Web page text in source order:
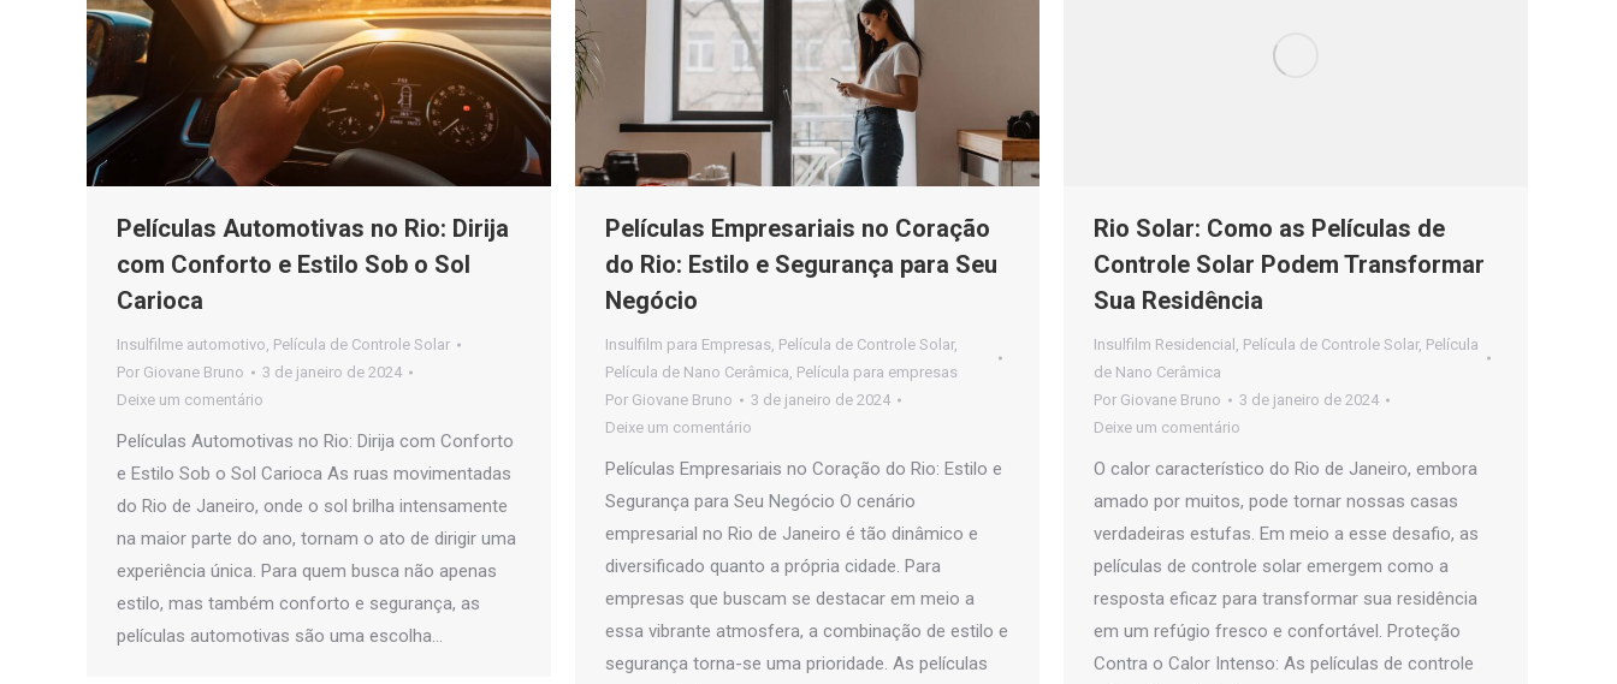
Películas Automotivas no Rio: Dirija
com Conforto e Estilo Sob o Sol
Carioca
Insulfilme automotivo, Película de Controle Solar
Por Giovane Bruno
3 de janeiro de 2024
Deixe um comentário
Películas Automotivas no Rio: Dirija com Conforto
e Estilo Sob o Sol Carioca As ruas movimentadas
do Rio de Janeiro, onde o sol brilha intensamente
na maior parte do ano, tornam o ato de dirigir uma
experiência única. Para quem busca não apenas
estilo, mas também conforto e segurança, as
películas automotivas são uma escolha…
Películas Empresariais no Coração
do Rio: Estilo e Segurança para Seu
Negócio
Insulfilm para Empresas, Película de Controle Solar,
Película de Nano Cerâmica, Película para empresas
Por Giovane Bruno
3 de janeiro de 2024
Deixe um comentário
Películas Empresariais no Coração do Rio: Estilo e
Segurança para Seu Negócio O cenário
empresarial no Rio de Janeiro é tão dinâmico e
diversificado quanto a própria cidade. Para
empresas que buscam se destacar em meio a
essa vibrante atmosfera, a combinação de estilo e
segurança torna-se uma prioridade. As películas
Rio Solar: Como as Películas de
Controle Solar Podem Transformar
Sua Residência
Insulfilm Residencial , Película de Controle Solar, Película
de Nano Cerâmica
Por Giovane Bruno
3 de janeiro de 2024
Deixe um comentário
O calor característico do Rio de Janeiro, embora
amado por muitos, pode tornar nossas casas
verdadeiras estufas. Em meio a esse desafio, as
películas de controle solar emergem como a
resposta eficaz para transformar sua residência
em um refúgio fresco e confortável. Proteção
Contra o Calor Intenso: As películas de controle